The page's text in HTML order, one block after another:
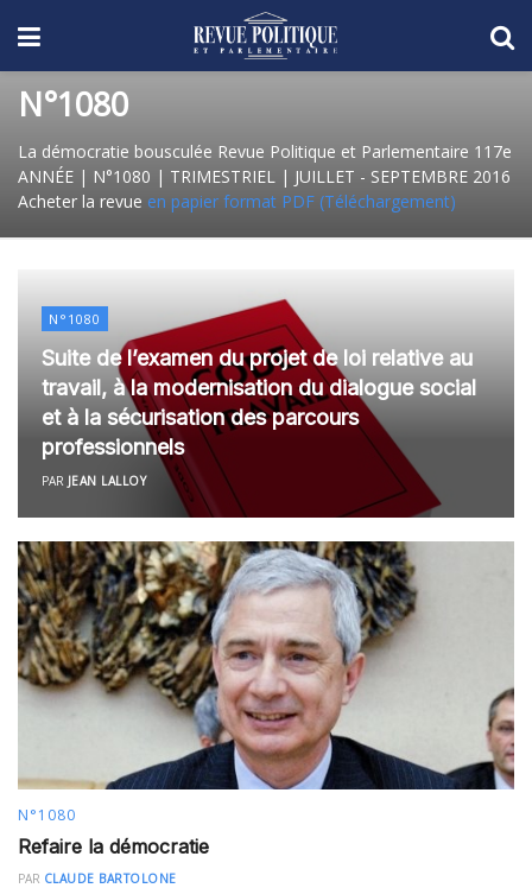
N°1080
La démocratie bousculée Revue Politique et Parlementaire 117e
ANNÉE | N°1080 | TRIMESTRIEL | JUILLET - SEPTEMBRE 2016
Acheter la revue en papier format PDF (Téléchargement)
N°1080
Suite de l’examen du projet de loi relative au
travail, à la modernisation du dialogue social
et à la sécurisation des parcours
professionnels
PAR JEAN LALLOY
N°1080
Refaire la démocratie
PAR CLAUDE BARTOLONE